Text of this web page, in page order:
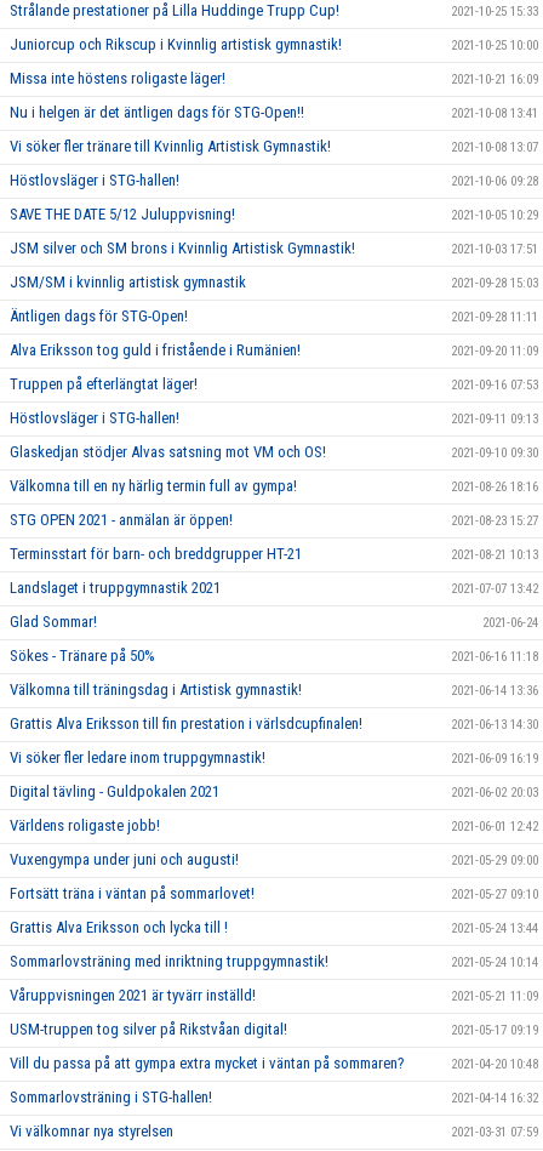
Strålande prestationer på Lilla Huddinge Trupp Cup! 2021-10-25 15:33
Juniorcup och Rikscup i Kvinnlig artistisk gymnastik! 2021-10-25 10:00
Missa inte höstens roligaste läger! 2021-10-21 16:09
Nu i helgen är det äntligen dags för STG-Open!! 2021-10-08 13:41
Vi söker fler tränare till Kvinnlig Artistisk Gymnastik! 2021-10-08 13:07
Höstlovsläger i STG-hallen! 2021-10-06 09:28
SAVE THE DATE 5/12 Juluppvisning! 2021-10-05 10:29
JSM silver och SM brons i Kvinnlig Artistisk Gymnastik! 2021-10-03 17:51
JSM/SM i kvinnlig artistisk gymnastik 2021-09-28 15:03
Äntligen dags för STG-Open! 2021-09-28 11:11
Alva Eriksson tog guld i fristående i Rumänien! 2021-09-20 11:09
Truppen på efterlängtat läger! 2021-09-16 07:53
Höstlovsläger i STG-hallen! 2021-09-11 09:13
Glaskedjan stödjer Alvas satsning mot VM och OS! 2021-09-10 09:30
Välkomna till en ny härlig termin full av gympa! 2021-08-26 18:16
STG OPEN 2021 - anmälan är öppen! 2021-08-23 15:27
Terminsstart för barn- och breddgrupper HT-21 2021-08-21 10:13
Landslaget i truppgymnastik 2021 2021-07-07 13:42
Glad Sommar! 2021-06-24
Sökes - Tränare på 50% 2021-06-16 11:18
Välkomna till träningsdag i Artistisk gymnastik! 2021-06-14 13:36
Grattis Alva Eriksson till fin prestation i värlsdcupfinalen! 2021-06-13 14:30
Vi söker fler ledare inom truppgymnastik! 2021-06-09 16:19
Digital tävling - Guldpokalen 2021 2021-06-02 20:03
Världens roligaste jobb! 2021-06-01 12:42
Vuxengympa under juni och augusti! 2021-05-29 09:00
Fortsätt träna i väntan på sommarlovet! 2021-05-27 09:10
Grattis Alva Eriksson och lycka till ! 2021-05-24 13:44
Sommarlovsträning med inriktning truppgymnastik! 2021-05-24 10:14
Våruppvisningen 2021 är tyvärr inställd! 2021-05-21 11:09
USM-truppen tog silver på Rikstvåan digital! 2021-05-17 09:19
Vill du passa på att gympa extra mycket i väntan på sommaren? 2021-04-20 10:48
Sommarlovsträning i STG-hallen! 2021-04-14 16:32
Vi välkomnar nya styrelsen 2021-03-31 07:59